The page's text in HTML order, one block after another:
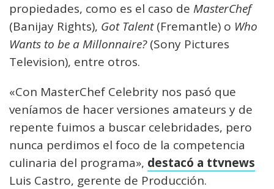
propiedades, como es el caso de MasterChef
(Banijay Rights), Got Talent(Fremantle) o Who
Wants to be a Millonnaire?(Sony Pictures
Television), entre otros.
«Con MasterChef Celebrity nos pasó que
veníamos de hacer versiones amateurs y de
repente fuimos a buscar celebridades, pero
nunca perdimos el foco de la competencia
culinaria del programa», destacó a ttvnews
Luis Castro, gerente de Producción.